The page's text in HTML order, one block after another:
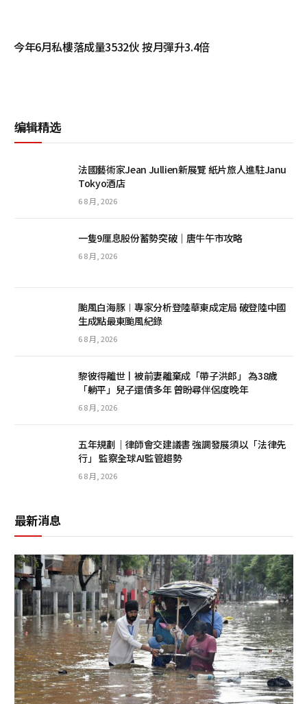
今年6月私樓落成量3532伙 按月彈升3.4倍
编辑精选
法國藝術家Jean Jullien新展覽 紙片旅人進駐Janu
Tokyo酒店
6 8 月, 2026
一隻9厘息股份蓄勢突破｜唐牛午市攻略
6 8 月, 2026
颱風白海豚︱專家分析登陸華東成定局 破登陸中國
生成點最東颱風紀錄
6 8 月, 2026
黎彼得離世丨被前妻離棄成「帶子洪郎」 為38歲
「躺平」兒子還債多年 曾盼尋伴侶度晚年
6 8 月, 2026
五年規劃｜律師會交建議書 強調發展須以「法律先
行」 監察全球AI監管趨勢
6 8 月, 2026
最新消息